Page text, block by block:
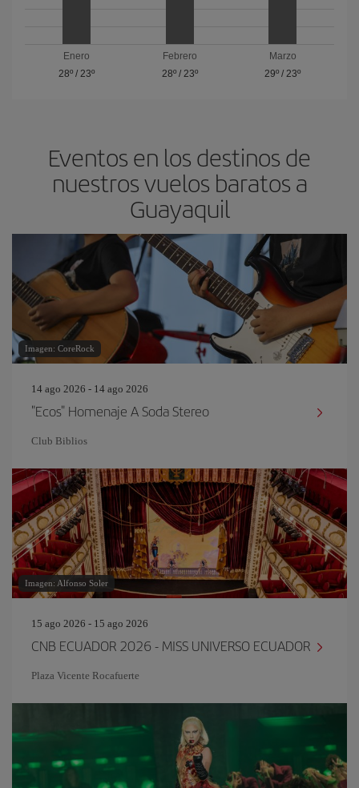
Enero
28º/ 23º
Febrero
28º/ 23º
Marzo
29º /23º
Eventos en los destinos de
nuestros vuelos baratos a
Guayaquil
Imagen: CoreRock
14 ago 2026 - 14 ago 2026
"Ecos" Homenaje A Soda Stereo
Club Biblios
Imagen: Alfonso Soler
15 ago 2026 - 15 ago 2026
CNB ECUADOR 2026 - MISS UNIVERSO ECUADOR
Plaza Vicente Rocafuerte